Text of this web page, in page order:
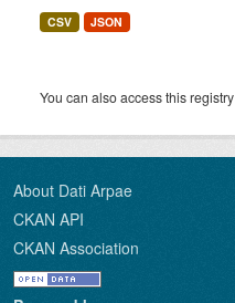
CSV JSON
You can also access this
About Dati Arpae
CKAN API
CKAN Association